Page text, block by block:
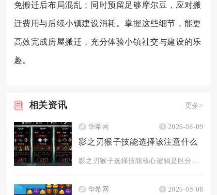
免搬迁后布局混乱；同时预留足够摩尔豆，应对搬
迁费用与后续小镇建设消耗。掌握这些细节，能更
高效完成房屋搬迁，充分体验小镇社交与建设的乐
趣。
相关资讯 更多>
华希网 2026-08-09
影之刃猴子技能选择该注意什么
华希网 2026-08-08